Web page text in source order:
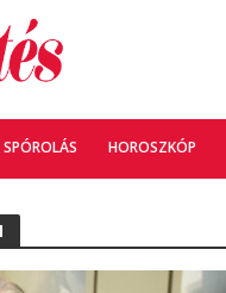
SPÓROLÁS HOROSZKÓP